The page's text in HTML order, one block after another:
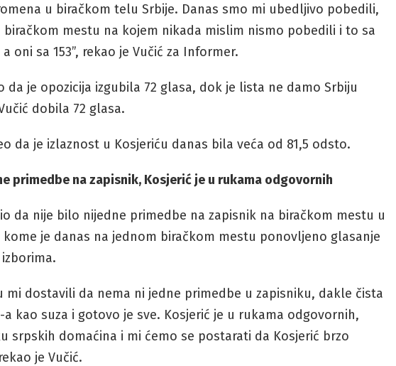
u biračkom telu Srbije. Danas smo mi ubedljivo pobedili,
biračkom mestu na kojem nikada mislim nismo pobedili i to sa
oni sa 153”, rekao je Vučić za Informer.
da je opozicija izgubila 72 glasa, dok je lista ne damo Srbiju
dobila 72 glasa.
da je izlaznost u Kosjeriću danas bila veća od 81,5 odsto.
primedbe na zapisnik, Kosjerić je u rukama odgovornih
da nije bilo nijedne primedbe na zapisnik na biračkom mestu u
kome je danas na jednom biračkom mestu ponovljeno glasanje
mi dostavili da nema ni jedne primedbe u zapisniku, dakle čista
a kao suza i gotovo je sve. Kosjerić je u rukama odgovornih,
srpskih domaćina i mi ćemo se postarati da Kosjerić brzo
je Vučić.